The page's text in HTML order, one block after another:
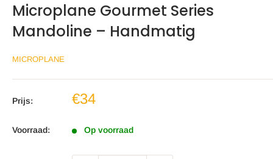
Microplane Gourmet Series
Mandoline – Handmatig
MICROPLANE
Prijs: Verkoopprijs
€34
Voorraad: Op voorraad